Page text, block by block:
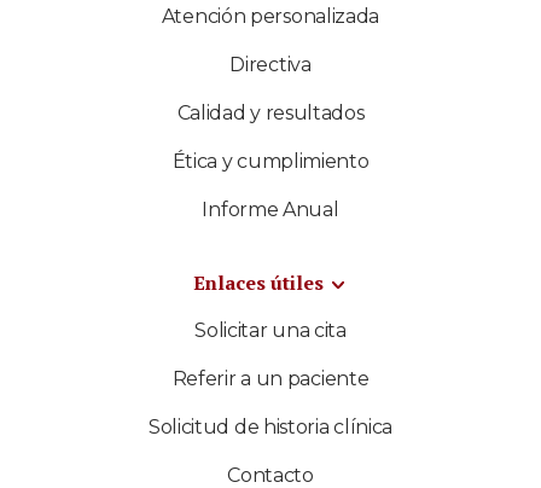
Atención personalizada
Directiva
Calidad y resultados
Ética y cumplimiento
Informe Anual
Enlaces útiles
Solicitar una cita
Referir a un paciente
Solicitud de historia clínica
Contacto